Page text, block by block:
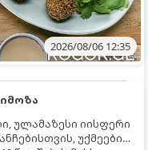
2026/08/06 12:35
ულამაზესი იისფერი
უქმეების